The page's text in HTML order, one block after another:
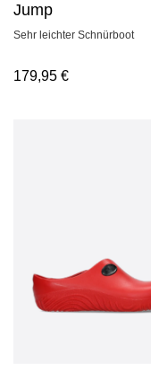
Jump
Sehr leichter Schnürboot
179,95 €